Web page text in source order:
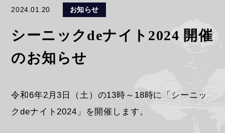
2024.01.20 お知らせ
シーニックdeナイト2024 開催
のお知らせ
令和6年2月3日（土）の13時～18時に「シーニッ
クdeナイト2024」を開催します。